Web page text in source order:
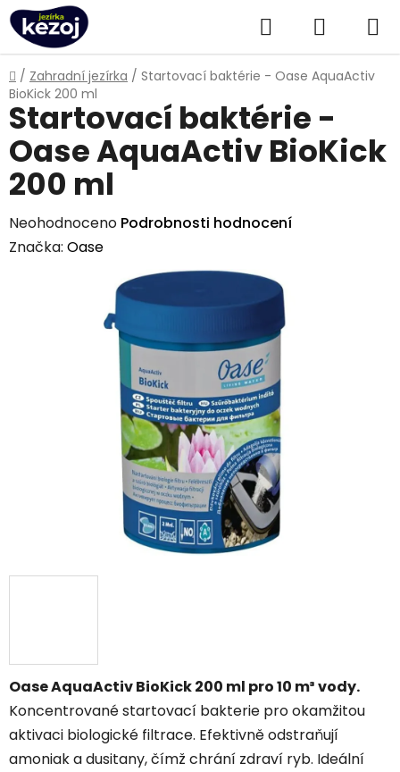
Přejít
na
obsah
Hledat
KOŠÍK
Domů
/ Zahradní jezírka / Startovací baktérie - Oase AquaActiv
BioKick 200 ml
Oase AquaActiv BioKick 200 ml pro 10 m³ vody.
Koncentrované startovací bakterie pro okamžitou
aktivaci biologické filtrace. Efektivně odstraňují
amoniak a dusitany, čímž chrání zdraví ryb. Ideální
Startovací baktérie -
Oase AquaActiv BioKick
200 ml
Průměrné
hodnocení
Neohodnoceno Podrobnosti hodnocení
Značka: Oase